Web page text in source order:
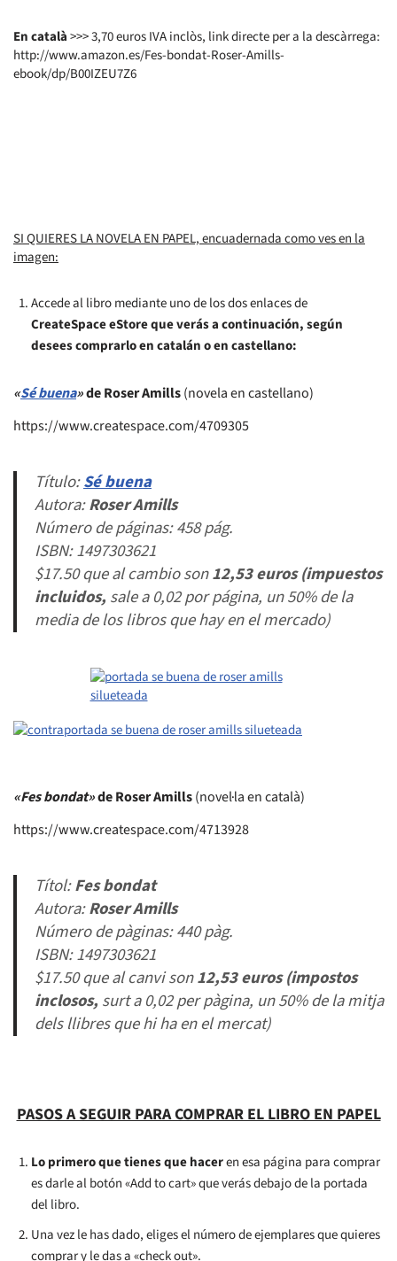
En català>>> 3,70 euros IVA inclòs, link directe per a la descàrrega:
http://www.amazon.es/Fes-bondat-Roser-Amills-
ebook/dp/B00IZEU7Z6
SI QUIERES LA NOVELA EN PAPEL, encuadernada como ves en la
imagen:
Accede al libro mediante uno de los dos enlaces de
CreateSpace eStore que verás a continuación, según
desees comprarlo en catalán o en castellano:
«Sé buena»de Roser Amills(novela en castellano)
https://www.createspace.com/4709305
Título:Sé buena
Autora:Roser Amills
Número de páginas: 458 pág.
ISBN: 1497303621
$17.50 que al cambio son12,53 euros (impuestos
incluidos, sale a 0,02 por página, un 50% de la
media de los libros que hay en el mercado)
«Fes bondat»de Roser Amills(novel·la en català)
https://www.createspace.com/4713928
Títol:Fes bondat
Autora:Roser Amills
Número de pàginas: 440 pàg.
ISBN: 1497303621
$17.50 que al canvi son12,53 euros (impostos
inclosos, surt a 0,02 per pàgina, un 50% de la mitja
dels llibres que hi ha en el mercat)
PASOS A SEGUIR PARA COMPRAR EL LIBRO EN PAPEL
Lo primero que tienes que haceren esa página para comprar
es darle al botón «Add to cart» que verás debajo de la portada
del libro.
Una vez le has dado, eliges el número de ejemplares que quieres
comprar y le das a «check out».